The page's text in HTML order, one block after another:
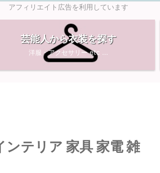
アフィリエイト広告を利用しています
芸能人から衣装を探す
洋服・アクセサリー etc ...
ンテリア 家具 家電 雑